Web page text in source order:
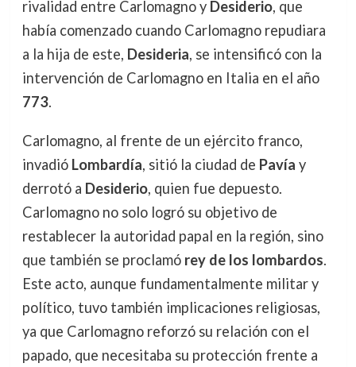
rivalidad entre Carlomagno y Desiderio, que
había comenzado cuando Carlomagno repudiara
a la hija de este, Desideria, se intensificó con la
intervención de Carlomagno en Italia en el año
773.
Carlomagno, al frente de un ejército franco,
invadió Lombardía, sitió la ciudad de Pavía y
derrotó a Desiderio, quien fue depuesto.
Carlomagno no solo logró su objetivo de
restablecer la autoridad papal en la región, sino
que también se proclamó rey de los lombardos.
Este acto, aunque fundamentalmente militar y
político, tuvo también implicaciones religiosas,
ya que Carlomagno reforzó su relación con el
papado, que necesitaba su protección frente a